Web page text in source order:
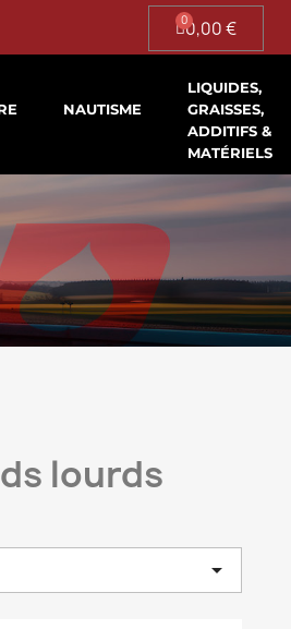
0,00 €
NAUTISME
LIQUIDES,
GRAISSES,
ADDITIFS &
MATÉRIELS
lourds
